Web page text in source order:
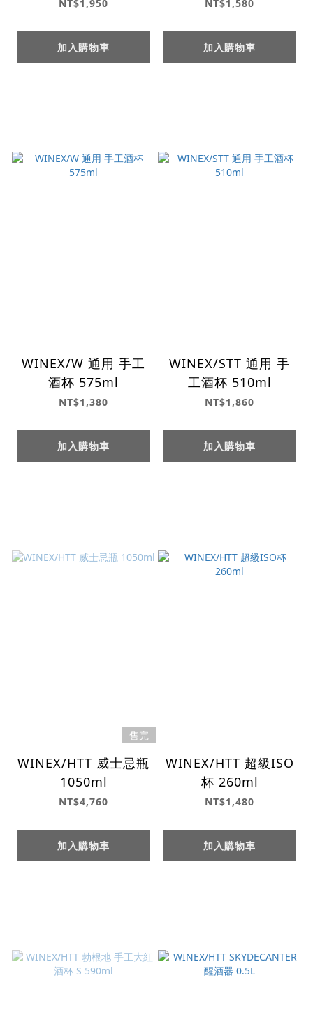
NT$1,950
加入購物車
NT$1,580
加入購物車
WINEX/W 通用 手工
酒杯 575ml
NT$1,380
加入購物車
WINEX/STT 通用 手
工酒杯 510ml
NT$1,860
加入購物車
售完
WINEX/HTT 威士忌瓶
1050ml
NT$4,760
加入購物車
WINEX/HTT 超級ISO
杯 260ml
NT$1,480
加入購物車